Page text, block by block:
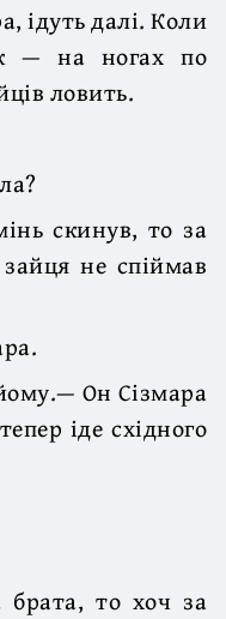
ідуть далі. Коли
— на ногах по
ловить.
скинув, то за
не спіймав
Он Сізмара
іде східного
то хоч за